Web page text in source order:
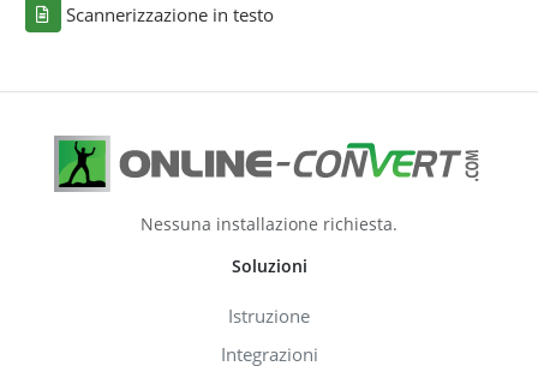
Scannerizzazione in testo
Nessuna installazione richiesta.
Soluzioni
Istruzione
Integrazioni